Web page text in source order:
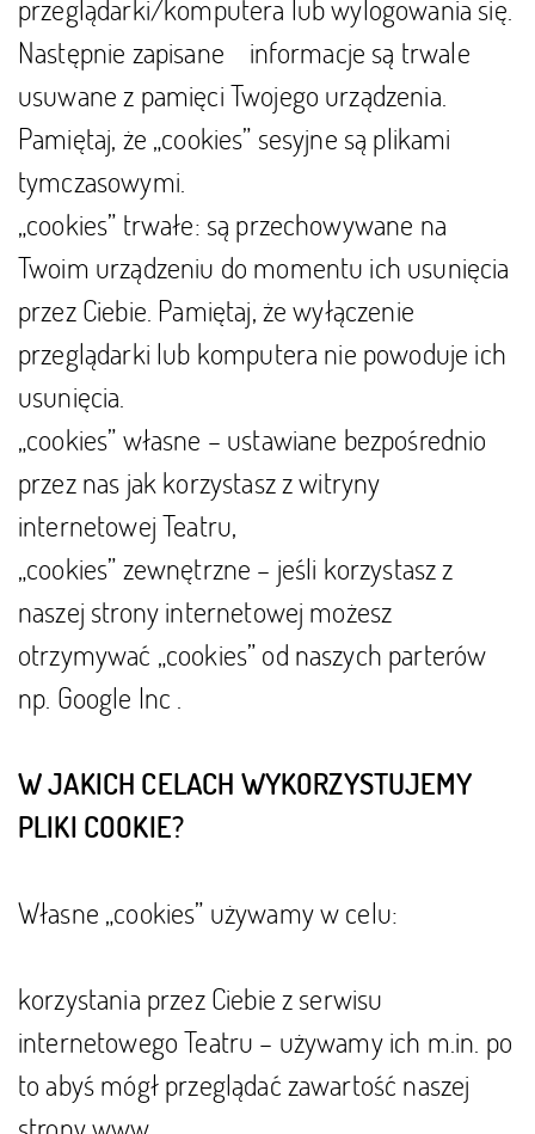
przeglądarki/komputera lub wylogowania się.
Następnie zapisane informacje są trwale
usuwane z pamięci Twojego urządzenia.
Pamiętaj, że „cookies” sesyjne są plikami
tymczasowymi.
„cookies” trwałe: są przechowywane na
Twoim urządzeniu do momentu ich usunięcia
przez Ciebie. Pamiętaj, że wyłączenie
przeglądarki lub komputera nie powoduje ich
usunięcia.
„cookies” własne – ustawiane bezpośrednio
przez nas jak korzystasz z witryny
internetowej Teatru,
„cookies” zewnętrzne – jeśli korzystasz z
naszej strony internetowej możesz
otrzymywać „cookies” od naszych parterów
np. Google Inc .
W JAKICH CELACH WYKORZYSTUJEMY
PLIKI COOKIE?
Własne „cookies” używamy w celu:
korzystania przez Ciebie z serwisu
internetowego Teatru – używamy ich m.in. po
to abyś mógł przeglądać zawartość naszej